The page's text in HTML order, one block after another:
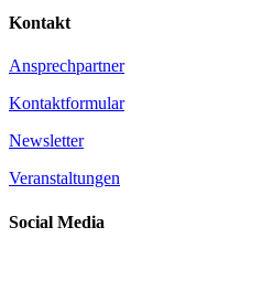
Kontakt
Ansprechpartner
Kontaktformular
Newsletter
Veranstaltungen
Social Media